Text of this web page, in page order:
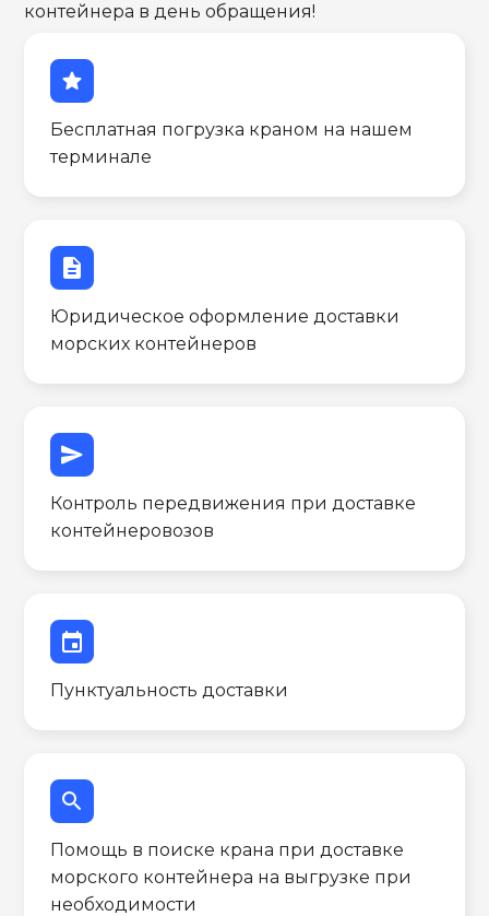
контейнера в день обращения!
star
Бесплатная погрузка краном на нашем
терминале
description
Юридическое оформление доставки
морских контейнеров
send
Контроль передвижения при доставке
контейнеровозов
event
Пунктуальность доставки
search
Помощь в поиске крана при доставке
морского контейнера на выгрузке при
необходимости